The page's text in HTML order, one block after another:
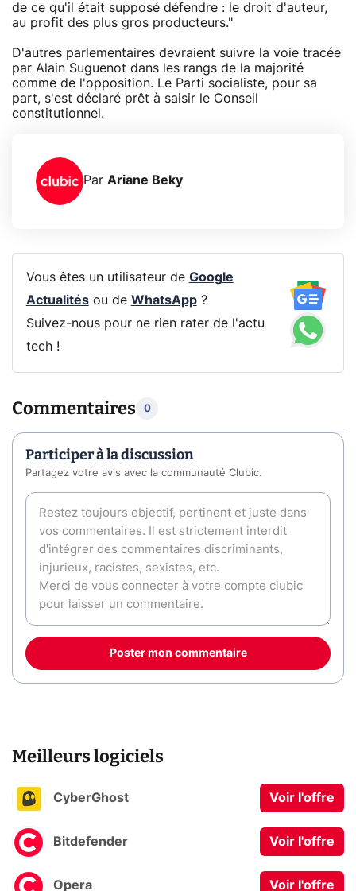
de ce qu'il était supposé défendre : le droit d'auteur,
au profit des plus gros producteurs."
D'autres parlementaires devraient suivre la voie tracée
par Alain Suguenot dans les rangs de la majorité
comme de l'opposition. Le Parti socialiste, pour sa
part, s'est déclaré prêt à saisir le Conseil
constitutionnel.
Par Ariane Beky
Vous êtes un utilisateur de Google
Actualitésou de WhatsApp?
Suivez-nous pour ne rien rater de l'actu
tech !
Commentaires 0
Participer à la discussion
Partagez votre avis avec la communauté Clubic.
Poster mon commentaire
Meilleurs logiciels
CyberGhost Voir l'offre
Bitdefender Voir l'offre
Opera Voir l'offre